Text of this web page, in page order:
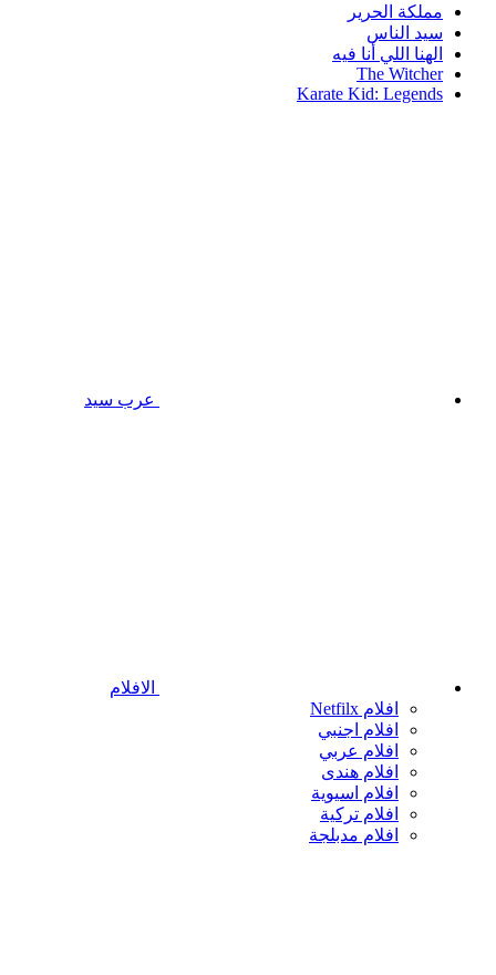
مملكة الحرير
سيد الناس
الهنا اللي أنا فيه
The Witcher
Karate Kid: Legends
عرب سيد
الافلام
افلام Netfilx
افلام اجنبي
افلام عربي
افلام هندى
افلام اسيوية
افلام تركية
افلام مدبلجة